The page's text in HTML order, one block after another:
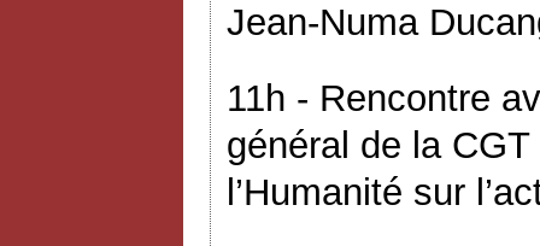
Jean-Numa
11h - Rencontre
général de la
l’Humanité sur